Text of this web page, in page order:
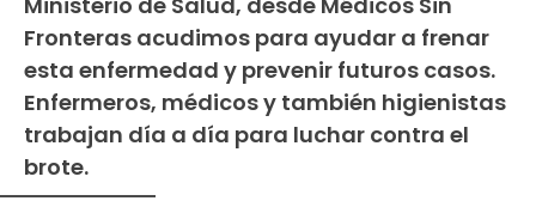
Fronteras acudimos para ayudar a frenar
esta enfermedad y prevenir futuros casos.
Enfermeros, médicos y también higienistas
trabajan día a día para luchar contra el
brote.